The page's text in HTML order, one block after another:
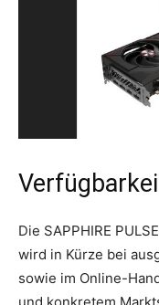
Die SAPPHIRE
wird in Kürze bei
sowie im Online-